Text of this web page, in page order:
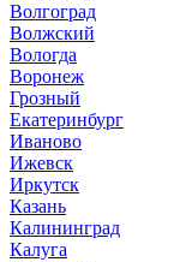
Волгоград
Волжский
Вологда
Воронеж
Грозный
Екатеринбург
Иваново
Ижевск
Иркутск
Казань
Калининград
Калуга